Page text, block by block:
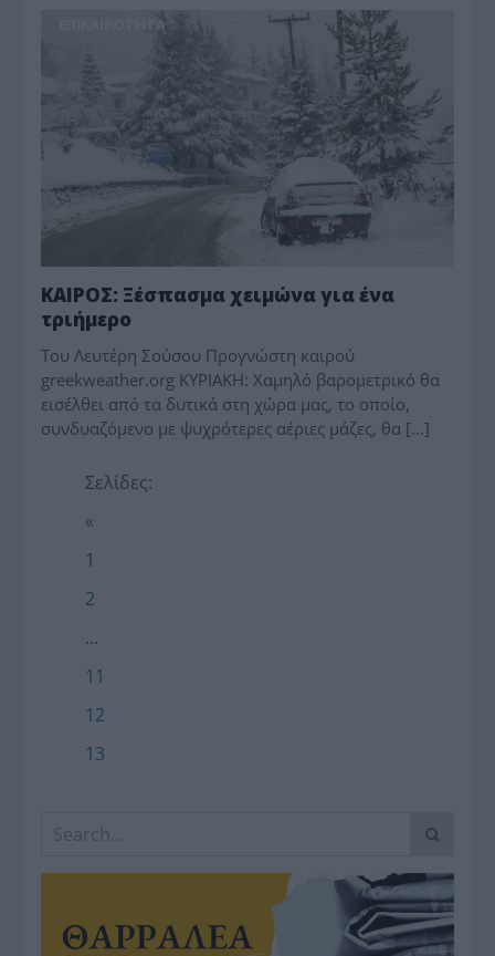
ΕΠΙΚΑΙΡΟΤΗΤΑ
ΚΑΙΡΟΣ: Ξέσπασμα χειμώνα για ένα
τριήμερο
Toυ Λευτέρη Σούσου Προγνώστη καιρού
greekweather.org ΚΥΡΙΑΚΗ: Χαμηλό βαρομετρικό θα
εισέλθει από τα δυτικά στη χώρα μας, το οποίο,
συνδυαζόμενο με ψυχρότερες αέριες μάζες, θα […]
Σελίδες:
«
1
2
...
11
12
13